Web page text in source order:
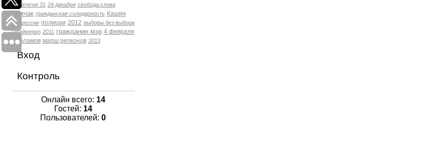
Стратегия 31 24 декабря свобода слова
Томчак гражданская солидарность Кашин
репрессии полицаи 2012 выборы без выбора
Праймериз 2011 гражданин мэр 4 февраля
Варламов марш регионов 2013
Вход
Контроль
Онлайн всего: 14
Гостей: 14
Пользователей: 0